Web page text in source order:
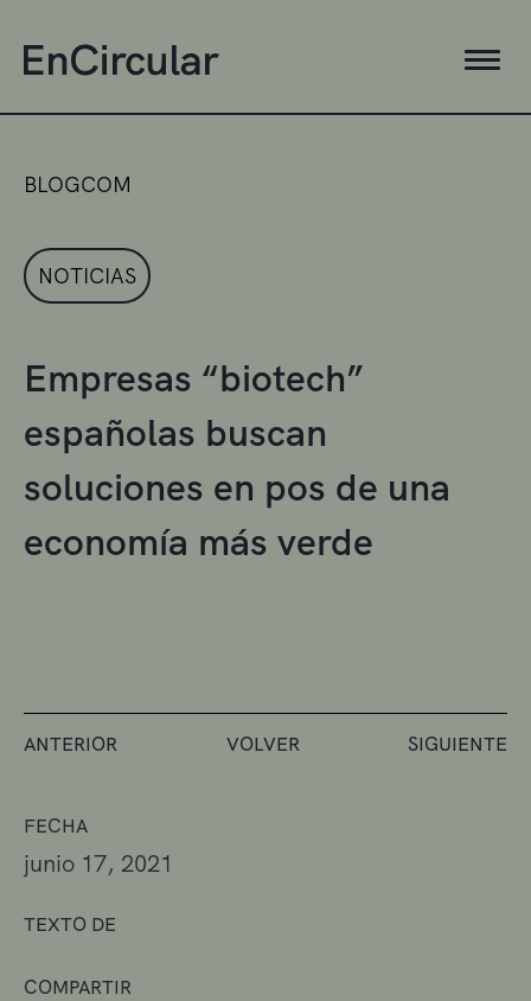
FECHA
junio 17, 2021
TEXTO DE
COMPARTIR
BLOGCOM
NOTICIAS
Empresas “biotech”
españolas buscan
soluciones en pos de una
economía más verde
ANTERIOR VOLVER SIGUIENTE